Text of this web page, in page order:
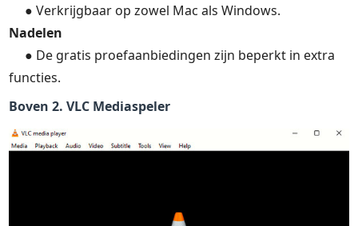
● Verkrijgbaar op zowel Mac als Windows.
Nadelen
● De gratis proefaanbiedingen zijn beperkt in extra
functies.
Boven 2. VLC Mediaspeler